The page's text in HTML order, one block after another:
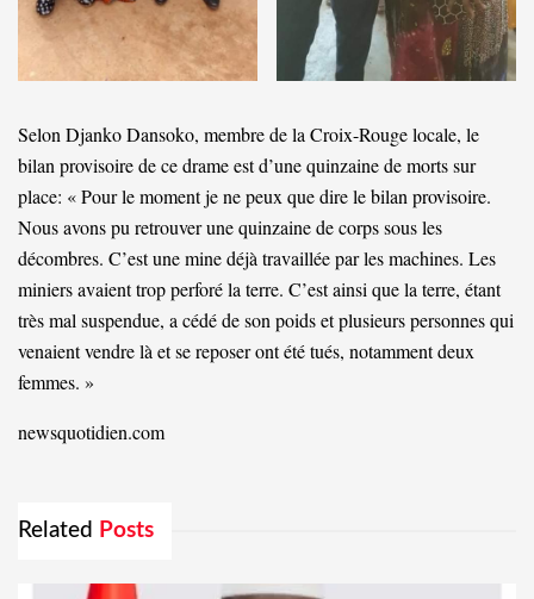
Selon Djanko Dansoko, membre de la Croix-Rouge locale, le
bilan provisoire de ce drame est d’une quinzaine de morts sur
place: « Pour le moment je ne peux que dire le bilan provisoire.
Nous avons pu retrouver une quinzaine de corps sous les
décombres. C’est une mine déjà travaillée par les machines. Les
miniers avaient trop perforé la terre. C’est ainsi que la terre, étant
très mal suspendue, a cédé de son poids et plusieurs personnes qui
venaient vendre là et se reposer ont été tués, notamment deux
femmes. »
newsquotidien.com
Related Posts